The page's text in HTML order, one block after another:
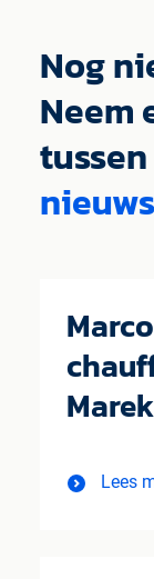
Nog
Neem
Marek
Lees